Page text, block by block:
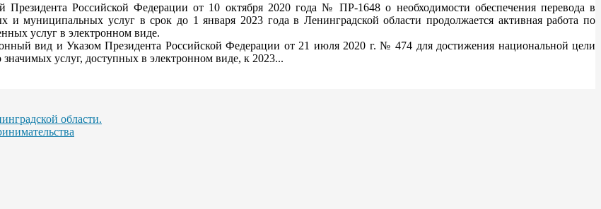
Российской Федерации от 10 октября 2020 года № ПР-1648 о необходимости обеспечения перевода в
и муниципальных услуг в срок до 1 января 2023 года в Ленинградской области продолжается активная работа по
услуг в электронном виде.
вид и Указом Президента Российской Федерации от 21 июля 2020 г. № 474 для достижения национальной цели
услуг, доступных в электронном виде, к 2023...
области.